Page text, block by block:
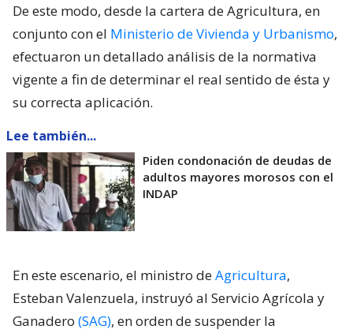
De este modo, desde la cartera de Agricultura, en
conjunto con el Ministerio de Vivienda y Urbanismo,
efectuaron un detallado análisis de la normativa
vigente a fin de determinar el real sentido de ésta y
su correcta aplicación.
Lee también...
Piden condonación de deudas de
adultos mayores morosos con el
INDAP
En este escenario, el ministro deAgricultura,
Esteban Valenzuela, instruyó al Servicio Agrícola y
Ganadero (SAG), en orden de suspender la